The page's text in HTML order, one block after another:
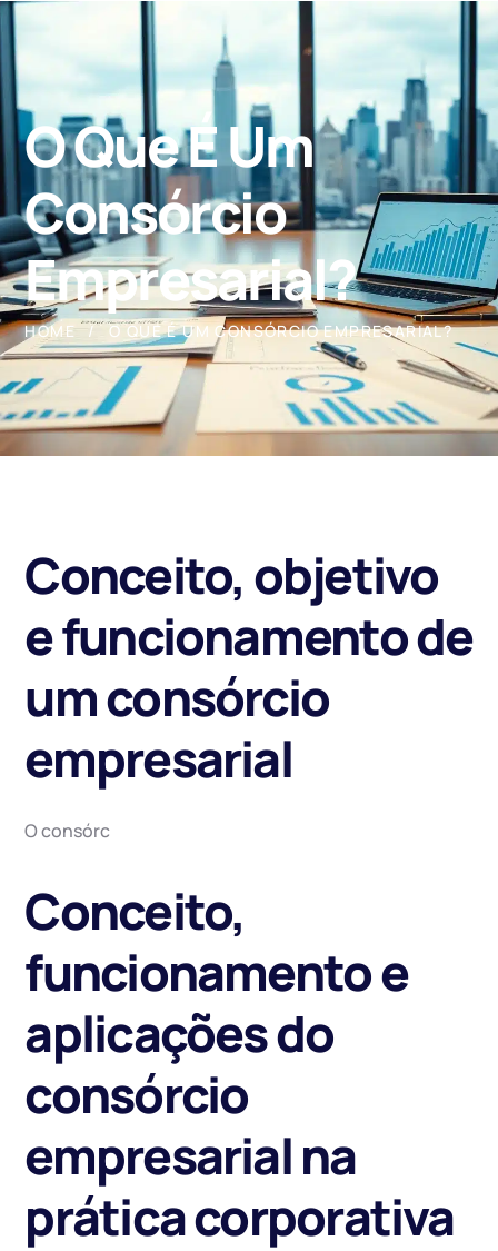
O Que É Um
Consórcio
Empresarial?
HOME O QUE É UM CONSÓRCIO EMPRESARIAL?
Conceito, objetivo
e funcionamento de
um consórcio
empresarial
O consórc
Conceito,
funcionamento e
aplicações do
consórcio
empresarial na
prática corporativa